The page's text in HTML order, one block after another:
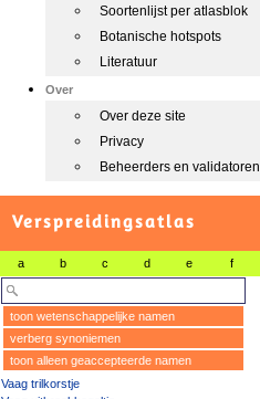
Soortenlijst per atlasblok
Botanische hotspots
Literatuur
Over
Over deze site
Privacy
Beheerders en validatoren
Verspreidingsatlas
a b c d e f
toon wetenschappelijke namen
verberg synoniemen
toon alleen geaccepteerde namen
Vaag trilkorstje